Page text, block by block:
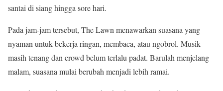
santai di siang hingga sore hari.
Pada jam-jam tersebut, The Lawn menawarkan suasana yang
nyaman untuk bekerja ringan, membaca, atau ngobrol. Musik
masih tenang dan crowd belum terlalu padat. Barulah menjelang
malam, suasana mulai berubah menjadi lebih ramai.